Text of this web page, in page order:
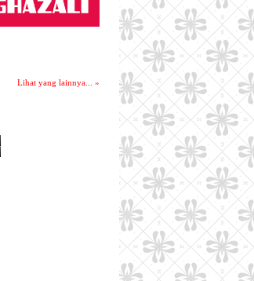
Lihat yang lainnya... »